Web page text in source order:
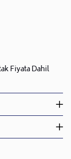
Fiyata Dahil
işleme